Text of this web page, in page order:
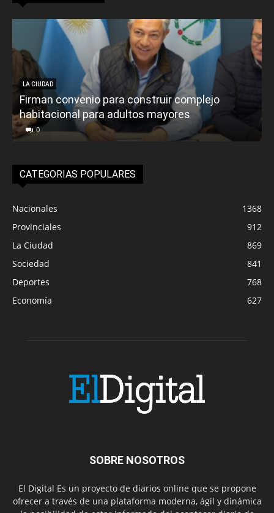
LA CIUDAD
Firman convenio para construir complejo
habitacional para adultos mayores
0
CATEGORIAS POPULARES
Nacionales
1368
Provinciales
912
La Ciudad
869
Sociedad
841
Deportes
768
Economía
627
SOBRE NOSOTROS
El Digital Es un proyecto de diarios online que se propone
ofrecer a través de una plataforma moderna, ágil y dinámica